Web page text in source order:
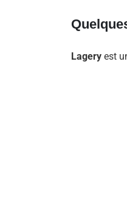
Lagery est